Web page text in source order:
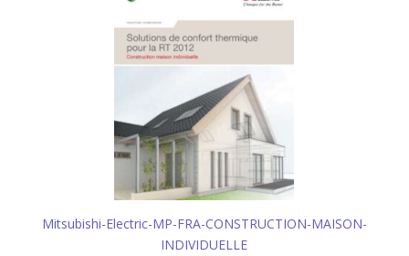
Mitsubishi-Electric-MP-FRA-CONSTRUCTION-MAISON-
INDIVIDUELLE